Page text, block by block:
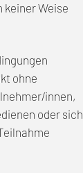
keiner Weise
ohne
innen,
oder sich